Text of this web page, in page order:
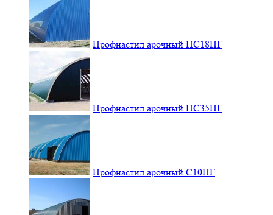
Профнастил арочный НС18ПГ
Профнастил арочный НС35ПГ
Профнастил арочный С10ПГ